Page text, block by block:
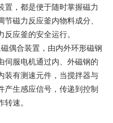
置，都是便于随时掌握磁力
磁力反应釜内物料成分、
应釜的安全运行。
偶合装置，由内外环形磁钢
伺服电机通过内、外磁钢的
装有测速元件，当搅拌器与
产生感应信号，传递到控制
速。